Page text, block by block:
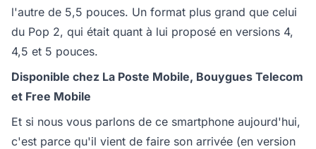
l'autre de 5,5 pouces. Un format plus grand que celui
du Pop 2, qui était quant à lui proposé en versions 4,
4,5 et 5 pouces.
Disponible chez La Poste Mobile, Bouygues Telecom
et Free Mobile
Et si nous vous parlons de ce smartphone aujourd'hui,
c'est parce qu'il vient de faire son arrivée (en version